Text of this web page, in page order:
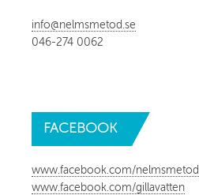
info@nelmsmetod.se
046-274 0062
FACEBOOK
www.facebook.com/nelmsmetod
www.facebook.com/gillavatten